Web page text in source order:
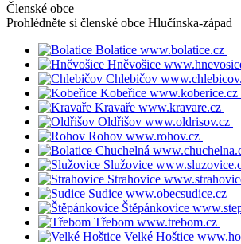
Členské obce
Prohlédněte si členské obce Hlučínska-západ
Bolatice www.bolatice.cz
Hněvošice
Chlebičov
Kobeřice www.koberice.cz
Kravaře www.kravare.cz
Oldřišov www.oldrisov.cz
Rohov www.rohov.cz
Chuchelná
Služovice
Strahovice
Sudice www.obecsudice.cz
Štěpánkovice
Třebom www.trebom.cz
Velké Hoštice